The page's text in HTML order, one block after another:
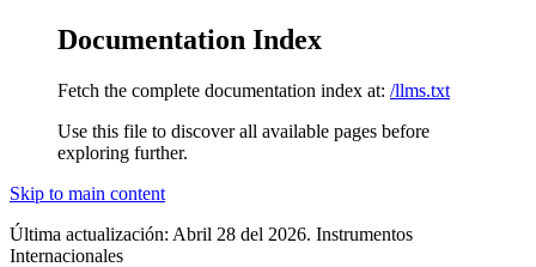
Documentation Index
Fetch the complete documentation index at: /llms.txt
Use this file to discover all available pages before
exploring further.
Skip to main content
Última actualización: Abril 28 del 2026. Instrumentos
Internacionales